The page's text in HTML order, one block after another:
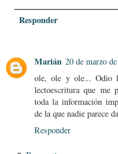
Responder
Marián 20 de marzo
ole, ole y ole... Odio
lectoescritura que me
toda la información
de la que nadie parece
Responder